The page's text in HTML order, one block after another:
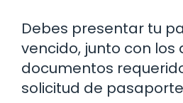
Debes presentar tu
vencido, junto con los
documentos
solicitud de